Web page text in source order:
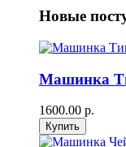
Новые
Машинка
1600.00 р.